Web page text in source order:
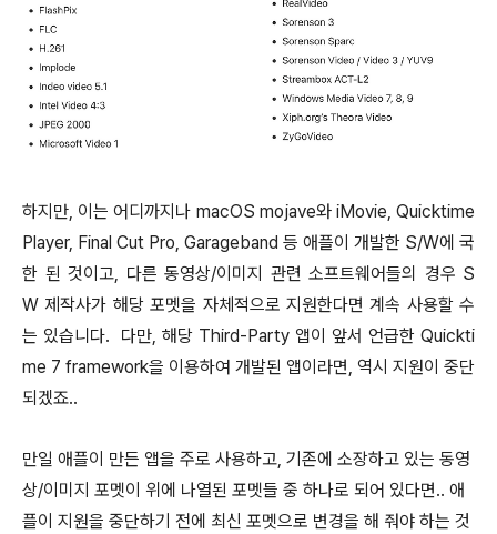
하지만, 이는 어디까지나 macOS mojave와 iMovie, Quicktime
Player, Final Cut Pro, Garageband 등 애플이 개발한 S/W에 국
한 된 것이고, 다른 동영상/이미지 관련 소프트웨어들의 경우 S
W 제작사가 해당 포멧을 자체적으로 지원한다면 계속 사용할 수
는 있습니다. 다만, 해당 Third-Party 앱이 앞서 언급한 Quickti
me 7 framework을 이용하여 개발된 앱이라면, 역시 지원이 중단
되겠죠..
만일 애플이 만든 앱을 주로 사용하고, 기존에 소장하고 있는 동영
상/이미지 포멧이 위에 나열된 포멧들 중 하나로 되어 있다면.. 애
플이 지원을 중단하기 전에 최신 포멧으로 변경을 해 줘야 하는 것